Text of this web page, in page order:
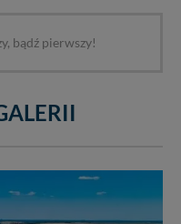
bądź pierwszy!